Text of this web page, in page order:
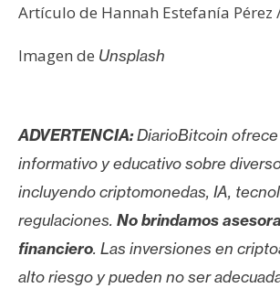
Artículo de Hannah Estefanía Pérez
Imagen de Unsplash
ADVERTENCIA:DiarioBitcoin
informativo y educativo sobre
incluyendo criptomonedas, IA,
regulaciones. No brindamos
financiero. Las inversiones en
alto riesgo y pueden no ser